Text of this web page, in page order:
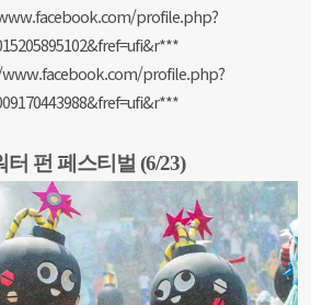
profile.php?
profile.php?
터 펀 페스티벌 (6/23)